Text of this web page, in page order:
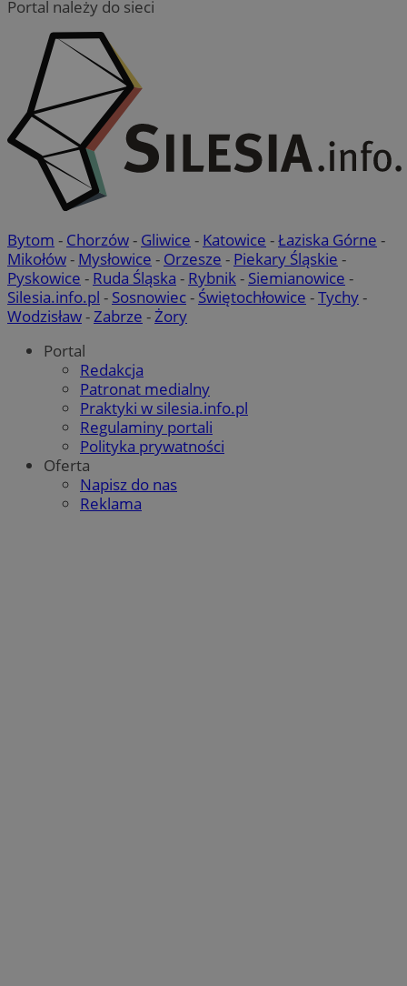
Portal należy do sieci
Bytom - Chorzów- Gliwice - Katowice -Łaziska Górne -
Mikołów- Mysłowice - Orzesze - Piekary Śląskie -
Pyskowice - Ruda Śląska - Rybnik- Siemianowice -
Silesia.info.pl - Sosnowiec- Świętochłowice -Tychy-
Wodzisław-Zabrze -Żory
Portal
Redakcja
Patronat medialny
Praktyki w silesia.info.pl
Regulaminy portali
Polityka prywatności
Oferta
Napisz do nas
Reklama